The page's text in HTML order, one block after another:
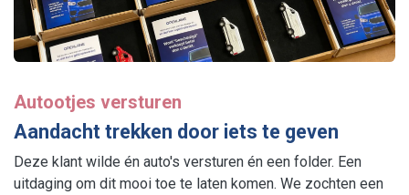
Autootjes versturen
Aandacht trekken door iets te geven
Deze klant wilde én auto's versturen én een folder. Een
uitdaging om dit mooi toe te laten komen. We zochten een